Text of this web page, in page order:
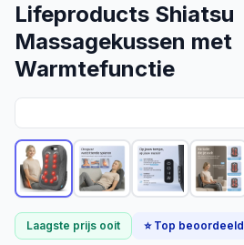
Lifeproducts Shiatsu
Massagekussen met
Warmtefunctie
Laagste prijs ooit ⭐ Top beoordeeld